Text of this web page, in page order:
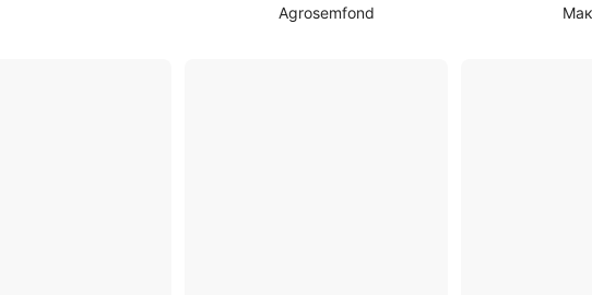
Agrosemfond